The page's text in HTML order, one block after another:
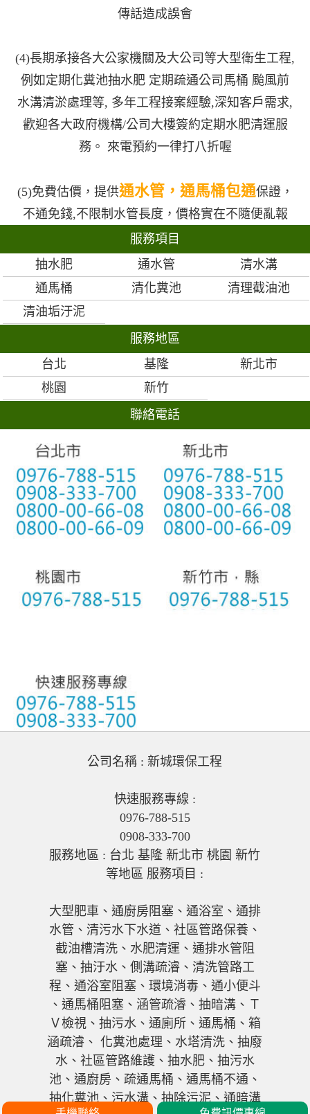
傳話造成誤會
(4)長期承接各大公家機關及大公司等大型衛生工程,
例如定期化糞池抽水肥 定期疏通公司馬桶 颱風前
水溝清淤處理等, 多年工程接案經驗,深知客戶需求,
歡迎各大政府機構/公司大樓簽約定期水肥清運服
務。 來電預約一律打八折喔
(5)免費估價，提供通水管，通馬桶包通保證，
不通免錢,不限制水管長度，價格實在不隨便亂報
服務項目
抽水肥
通水管
清水溝
通馬桶
清化糞池
清理截油池
清油垢汙泥
服務地區
台北
基隆
新北市
桃園
新竹
聯絡電話
公司名稱 : 新城環保工程
快速服務專線 :
0976-788-515
0908-333-700
服務地區 : 台北 基隆 新北市 桃園 新竹
等地區 服務項目 :
大型肥車、通廚房阻塞、通浴室、通排
水管、清污水下水道、社區管路保養、
截油槽清洗、水肥清運、通排水管阻
塞、抽汙水、側溝疏濬、清洗管路工
程、通浴室阻塞、環境消毒、通小便斗
、通馬桶阻塞、涵管疏濬、抽暗溝、Ｔ
Ｖ檢視、抽污水、通廁所、通馬桶、箱
涵疏濬、 化糞池處理、水塔清洗、抽廢
水、社區管路維護、抽水肥、抽污水
池、通廚房、疏通馬桶、通馬桶不通、
抽化糞池、污水溝、抽除污泥、通暗溝